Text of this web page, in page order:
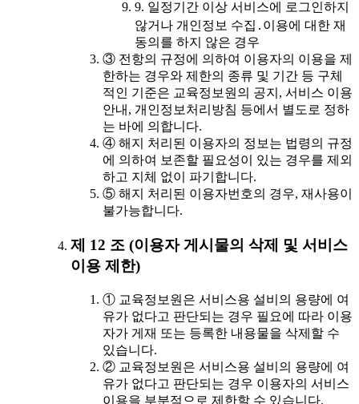
9. 일정기간 이상 서비스에 로그인하지
않거나 개인정보 수집․이용에 대한 재
동의를 하지 않은 경우
③ 전항의 규정에 의하여 이용자의 이용을 제
한하는 경우와 제한의 종류 및 기간 등 구체
적인 기준은 교육정보원의 공지, 서비스 이용
안내, 개인정보처리방침 등에서 별도로 정하
는 바에 의합니다.
④ 해지 처리된 이용자의 정보는 법령의 규정
에 의하여 보존할 필요성이 있는 경우를 제외
하고 지체 없이 파기합니다.
⑤ 해지 처리된 이용자번호의 경우, 재사용이
불가능합니다.
제 12 조 (이용자 게시물의 삭제 및 서비스
이용 제한)
① 교육정보원은 서비스용 설비의 용량에 여
유가 없다고 판단되는 경우 필요에 따라 이용
자가 게재 또는 등록한 내용물을 삭제할 수
있습니다.
② 교육정보원은 서비스용 설비의 용량에 여
유가 없다고 판단되는 경우 이용자의 서비스
이용을 부분적으로 제한할 수 있습니다.